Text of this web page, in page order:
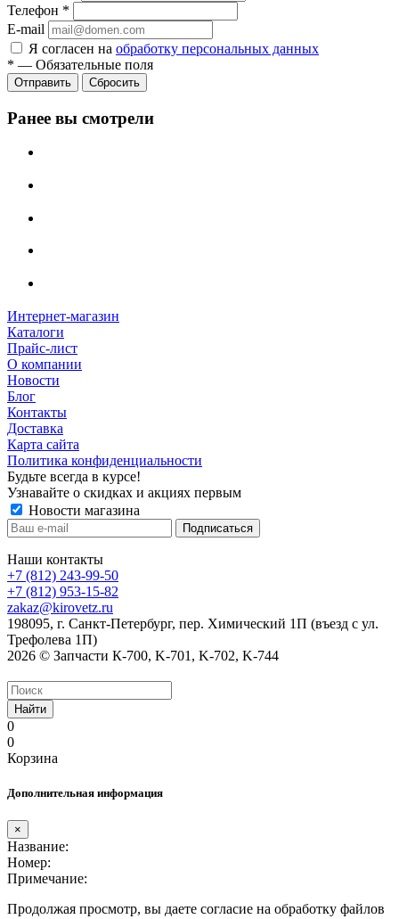
Телефон *
E-mail
Я согласен на обработку персональных данных
* — Обязательные поля
Сбросить
Ранее вы смотрели
Интернет-магазин
Каталоги
Прайс-лист
О компании
Новости
Блог
Контакты
Доставка
Карта сайта
Политика конфиденциальности
Будьте всегда в курсе!
Узнавайте о скидках и акциях первым
Новости магазина
Наши контакты
+7 (812) 243-99-50
+7 (812) 953-15-82
zakaz@kirovetz.ru
198095, г. Санкт-Петербург, пер. Химический 1П (въезд с ул.
Трефолева 1П)
2026 © Запчасти К-700, K-701, K-702, K-744
Найти
0
0
Корзина
Дополнительная информация
×
Название:
Номер:
Примечание:
Продолжая просмотр, вы даете согласие на обработку файлов